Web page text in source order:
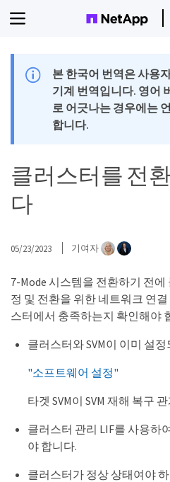
본 한국어 번역은 사용
기계 번역입니다. 영어
로 어긋나는 경우에는
합니다.
클러스터를 전
다
05/23/2023 기여자
7-Mode 시스템을 전환하기 전
정 및 전환을 위한 네트워크 연
스터에서 충족하는지 확인해야
클러스터와 SVM이 이미 설
"소프트웨어 설정"
타겟 SVM이 SVM 재해 복구
클러스터 관리 LIF를 사용하
야 합니다.
클러스터가 정상 상태여야